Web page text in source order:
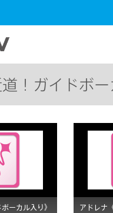
！ガイドボ
ーカル入り》 アドレナ